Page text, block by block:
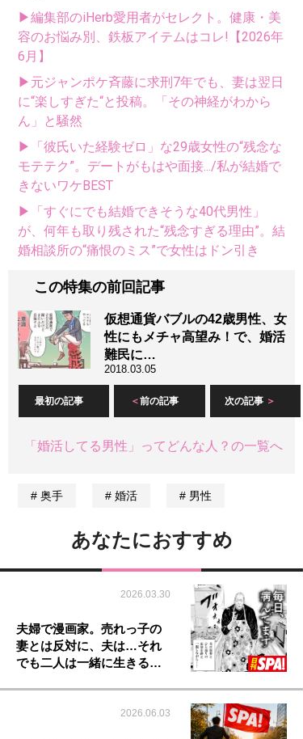
▶編集部のiHerb愛用者がセレクト。健康・美
容のお悩み別、鉄板アイテムはコレ!【2026年
6月】
▶元ジャンポケ斉藤に求刑7年でも、妻は翌日
に“楽しすぎた“と投稿。「その神経がわから
ん」と騒然
▶「彼氏いた経験ゼロ」な29歳女性の“残念な
モテテク”。デートがもはや面接.../私が結婚で
きないワケBEST
▶「すぐにでも結婚できそうな40代男性」
が、何年も取り残された“残念すぎる理由”。結
婚相談所の“痛恨のミス”で女性はドン引き
この特集の前回記事
仮想通貨バブルの42歳男性、女
性にもメチャ高望み！で、婚活
難民に…
2018.03.05
最初の記事 前の記事 次の記事
「婚活してる男性」ってどんな人？の一覧へ
奥手 婚活 男性
あなたにおすすめ
2026.03.30
夫婦で漫画家。売れっ子の
妻とは反対に、夫は…それ
でも二人は一緒に生きる…
2026.06.03